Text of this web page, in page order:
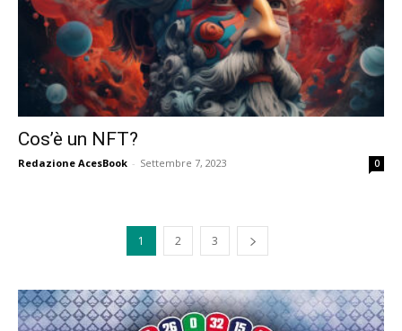
Cos’è un NFT?
Redazione AcesBook - Settembre 7, 2023 0
1 2 3